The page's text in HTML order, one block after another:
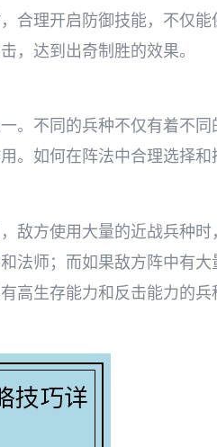
合理开启防御技能，不仅能
，达到出奇制胜的效果。
。不同的兵种不仅有着不同
。如何在阵法中合理选择和
敌方使用大量的近战兵种时
法师；而如果敌方阵中有大
高生存能力和反击能力的兵